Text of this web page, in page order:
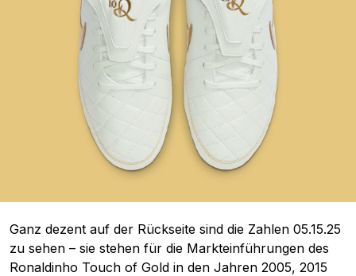
Ganz dezent auf der Rückseite sind die Zahlen 05.15.25
zu sehen – sie stehen für die Markteinführungen des
Ronaldinho Touch of Gold in den Jahren 2005, 2015